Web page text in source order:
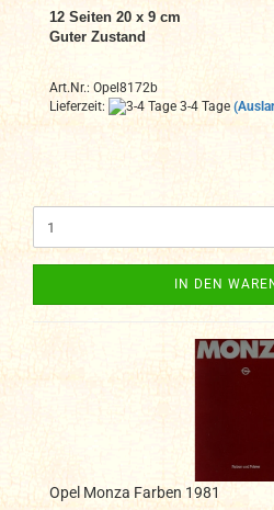
12 Seiten 20 x 9 cm
Guter Zustand
Art.Nr.: Opel8172b
Lieferzeit:
3-4 Tage
IN DEN
Opel Monza Farben 1981